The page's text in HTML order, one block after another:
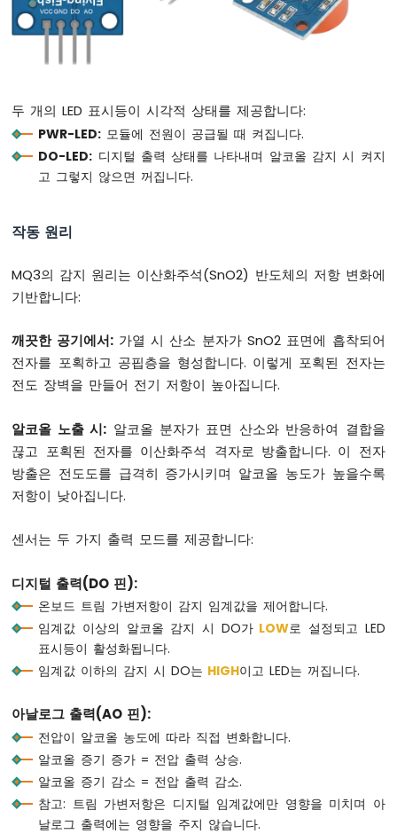
두
이
ESP32
-
밋
아
이
노
나
ESP32
-
DIP
치
아
두
이
노
노
-
버
튼
LED
아
노
나
노
ESP32
-
LED
두 개의 LED 표시등이 시각적 상태를 제공합니다:
PWR-LED: 모듈에 전원이 공급될 때 켜집니다.
DO-LED: 디지털 출력 상태를 나타내며 알코올 감지 시 켜지
고 그렇지 않으면 꺼집니다.
작동 원리
MQ3의 감지 원리는 이산화주석(SnO2) 반도체의 저항 변화에
기반합니다:
깨끗한 공기에서:가열 시 산소 분자가 SnO2 표면에 흡착되어
전자를 포획하고 공핍층을 형성합니다. 이렇게 포획된 전자는
전도 장벽을 만들어 전기 저항이 높아집니다.
알코올 노출 시: 알코올 분자가 표면 산소와 반응하여 결합을
끊고 포획된 전자를 이산화주석 격자로 방출합니다. 이 전자
방출은 전도도를 급격히 증가시키며 알코올 농도가 높을수록
저항이 낮아집니다.
센서는 두 가지 출력 모드를 제공합니다:
디지털 출력(DO 핀):
온보드 트림 가변저항이 감지 임계값을 제어합니다.
임계값 이상의 알코올 감지 시 DO가LOW로 설정되고 LED
표시등이 활성화됩니다.
임계값 이하의 감지 시 DO는 HIGH이고 LED는 꺼집니다.
아날로그 출력(AO 핀):
전압이 알코올 농도에 따라 직접 변화합니다.
알코올 증기 증가 = 전압 출력 상승.
알코올 증기 감소 = 전압 출력 감소.
참고: 트림 가변저항은 디지털 임계값에만 영향을 미치며 아
날로그 출력에는 영향을 주지 않습니다.